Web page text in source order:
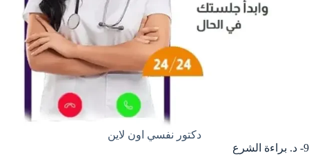
دكتور نفسي اون لاين
9- د. براءة الشرع